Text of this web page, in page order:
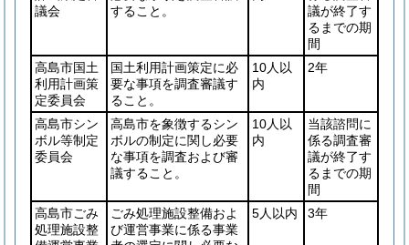
議会
すること。
議が終了す
るまでの期
間
高島市国土
利用計画策
定委員会
国土利用計画策定に必
要な事項を調査審議す
ること。
10人以
内
2年
高島市シン
ボル等制定
委員会
高島市を象徴するシン
ボルの制定に関し必要
な事項を調査および審
議すること。
10人以
内
当該諮問に
係る調査審
議が終了す
るまでの期
間
高島市ごみ
処理施設整
ごみ処理施設整備およ
び運営事業に係る事業
5人以内 3年